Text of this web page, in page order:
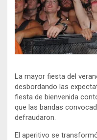
La mayor fiesta del
desbordando las
fiesta de bienvenida
que las bandas
defraudaron.
El aperitivo se